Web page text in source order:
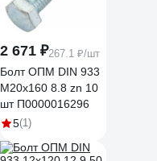
2 671 ₽267.1 ₽/шт
Болт ОПМ DIN 933
М20x160 8.8 zn 10
шт П0000016296
5(1)